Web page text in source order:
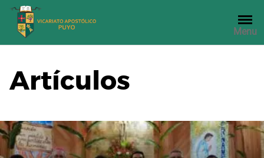
Saltar
contenido
Menu
Artículos